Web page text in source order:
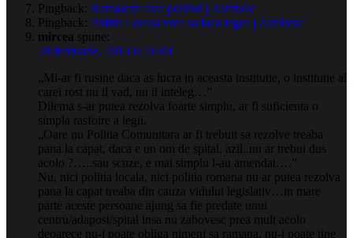
Pingback: Ramanem fara politisti | Zambesc
Pingback: Politia Locala vrea sa faca legea | Zambesc
mircea spune:
28 februarie, 2013 la 16:04
„Mi-ar fi rusine daca as lucra in aceasta institutie, o institutie al
carei rost nu il vad, nu il inteleg…”
Dilema s-ar putea rezolva foarte simplu, ar fi suficienta o
simpla rasfoire a legii.
„Oare nu Politia Comunitara ar fi trebuit sa rezolve treaba
pana la capat, daca e un om de spital, azil..nu ar trebui dus
acolo ?…..sau scuze, e mai simplu l-au amendat….”
Nu, nici politia locala, nici politia romana nu ar putea rezolva
pana la capat treaba din cauza vidului legislativ…in mare
parte aceste persoane ajung sa fie predate unui
centru/adapost/spital insa nu zabovesc prea mult acolo
deoarece nu-i poate obliga nimeni sa ramana, nu-i poate tine